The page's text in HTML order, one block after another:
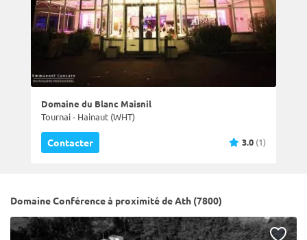
Domaine du Blanc Maisnil
Tournai - Hainaut (WHT)
Contacter 3.0 (1)
Domaine Conférence à proximité de Ath (7800)